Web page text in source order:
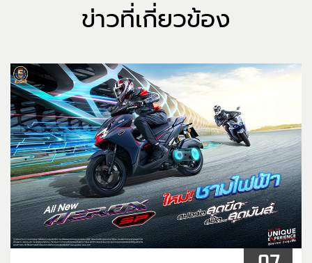
ข่าวที่เกี่ยวข้อง